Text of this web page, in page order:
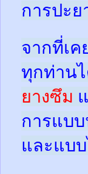
การปะ
จากที่เค
ทุกท่าน
ยางซึม
การแบ
และแบ